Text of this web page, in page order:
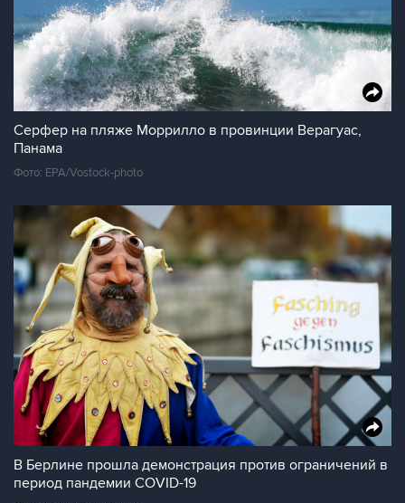
Серфер на пляже Моррилло в провинции Верагуас,
Панама
Фото: EPA/Vostock-photo
В Берлине прошла демонстрация против ограничений в
период пандемии COVID-19